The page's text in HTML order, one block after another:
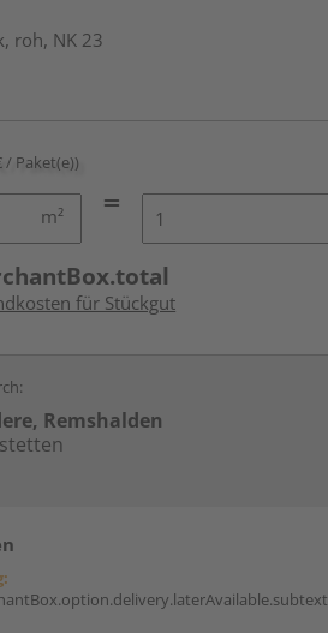
roh, NK 23
/ Paket(e))
m²
für Stückgut
Remshalden